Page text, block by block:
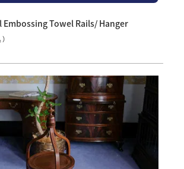
Towel Rails/ Hanger